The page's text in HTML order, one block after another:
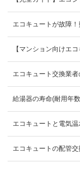
エコキュートが故障
【マンション向けエ
エコキュート交換業
給湯器の寿命(耐用年
エコキュートと電気
エコキュートの配管